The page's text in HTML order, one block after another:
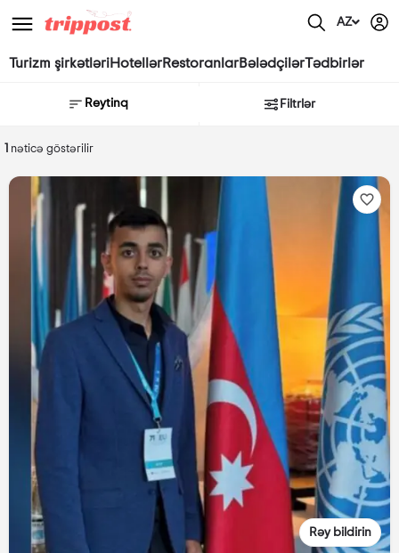
AZ
Turizm şirkətləriHotellərRestoranlarBələdçilərTədbirlər
Reytinq Filtrlər
nəticə göstərilir
Rəy bildirin